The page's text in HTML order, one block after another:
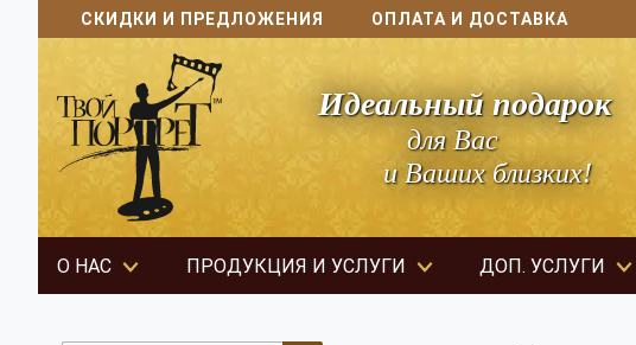
СКИДКИ И ПРЕДЛОЖЕНИЯ ОПЛАТА И ДОСТАВКА
Идеальный подарок
для Вас
и Ваших близких!
О НАС ПРОДУКЦИЯ И УСЛУГИ ДОП. УСЛУГИ